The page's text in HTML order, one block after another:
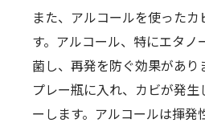
また、アルコールを使った
す。アルコール、特にエタ
菌し、再発を防ぐ効果があり
プレー瓶に入れ、カビが発
ーします。アルコールは揮発